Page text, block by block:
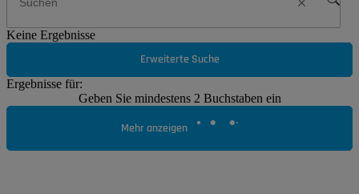
Keine Ergebnisse
Erweiterte Suche
Ergebnisse für:
Geben Sie mindestens 2 Buchstaben ein
Mehr anzeigen